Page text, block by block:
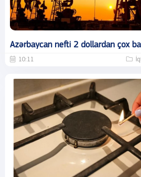
Azərbaycan nefti 2 dollardan çox
10:11